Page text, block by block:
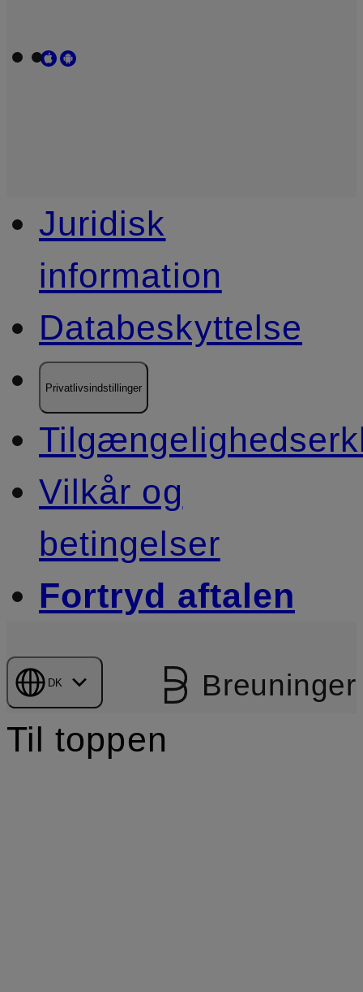
Juridisk
information
Databeskyttelse
Privatlivsindstillinger
Vilkår og
betingelser
Fortryd aftalen
DK Breuninger
Til toppen